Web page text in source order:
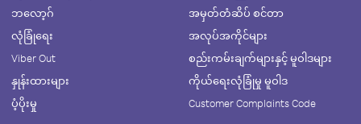
ဘလော့ဂ်
လုံခြုံရေး
Viber Out
နှုန်းထားများ
ပံ့ပိုးမှု
အမှတ်တံဆိပ် စင်တာ
အလုပ်အကိုင်များ
စည်းကမ်းချက်များနှင့် မူဝါဒများ
ကိုယ်ရေးလုံခြုံမှု မူဝါဒ
Customer Complaints Code